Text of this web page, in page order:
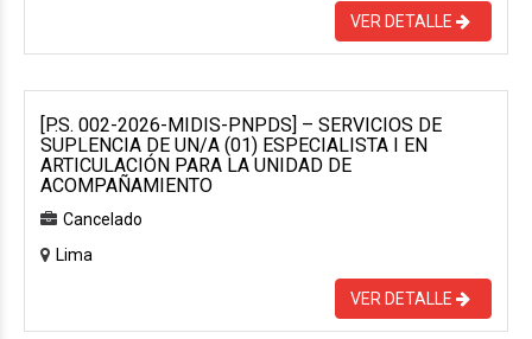
VER DETALLE
[P.S. 002-2026-MIDIS-PNPDS] – SERVICIOS DE
SUPLENCIA DE UN/A (01) ESPECIALISTA I EN
ARTICULACIÓN PARA LA UNIDAD DE
ACOMPAÑAMIENTO
Cancelado
Lima
VER DETALLE